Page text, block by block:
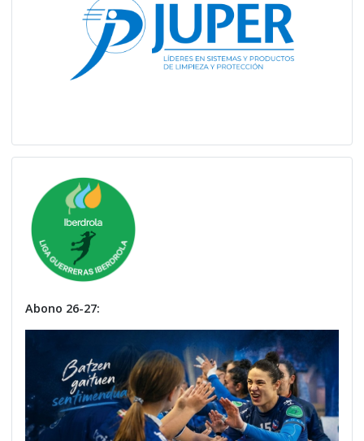
Abono 26-27: